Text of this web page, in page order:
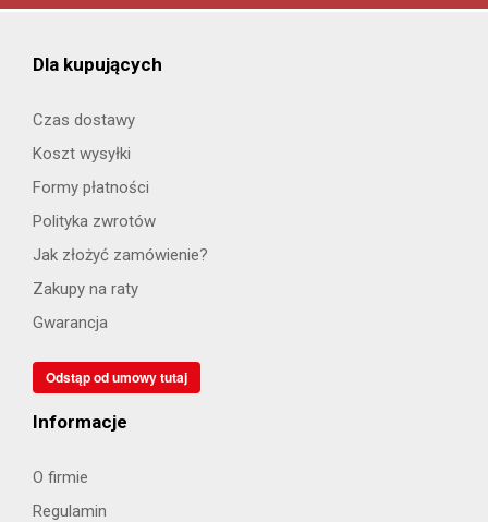
Dla kupujących
Czas dostawy
Koszt wysyłki
Formy płatności
Polityka zwrotów
Jak złożyć zamówienie?
Zakupy na raty
Gwarancja
Odstąp od umowy tutaj
Informacje
O firmie
Regulamin